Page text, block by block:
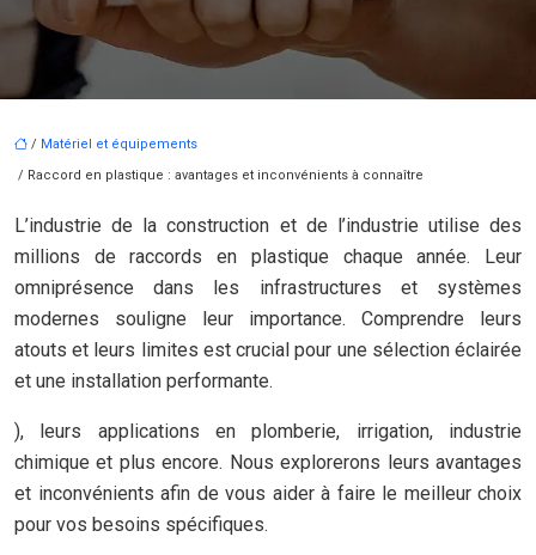
/ Matériel et équipements
/ Raccord en plastique : avantages et inconvénients à connaître
L’industrie de la construction et de l’industrie utilise des
millions de raccords en plastique chaque année. Leur
omniprésence dans les infrastructures et systèmes
modernes souligne leur importance. Comprendre leurs
atouts et leurs limites est crucial pour une sélection éclairée
et une installation performante.
), leurs applications en plomberie, irrigation, industrie
chimique et plus encore. Nous explorerons leurs avantages
et inconvénients afin de vous aider à faire le meilleur choix
pour vos besoins spécifiques.